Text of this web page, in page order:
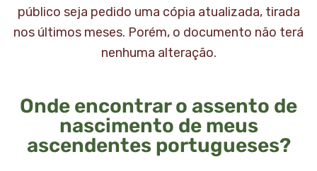
público seja pedido uma cópia atualizada, tirada
nos últimos meses. Porém, o documento não terá
nenhuma alteração.
Onde encontrar o assento de
nascimento de meus
ascendentes portugueses?